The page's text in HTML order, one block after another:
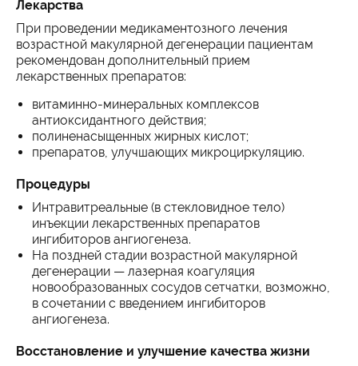
Лекарства
При проведении медикаментозного лечения
возрастной макулярной дегенерации пациентам
рекомендован дополнительный прием
лекарственных препаратов:
витаминно-минеральных комплексов
антиоксидантного действия;
полиненасыщенных жирных кислот;
препаратов, улучшающих микроциркуляцию.
Процедуры
Интравитреальные (в стекловидное тело)
инъекции лекарственных препаратов
ингибиторов ангиогенеза.
На поздней стадии возрастной макулярной
дегенерации — лазерная коагуляция
новообразованных сосудов сетчатки, возможно,
в сочетании с введением ингибиторов
ангиогенеза.
Восстановление и улучшение качества жизни